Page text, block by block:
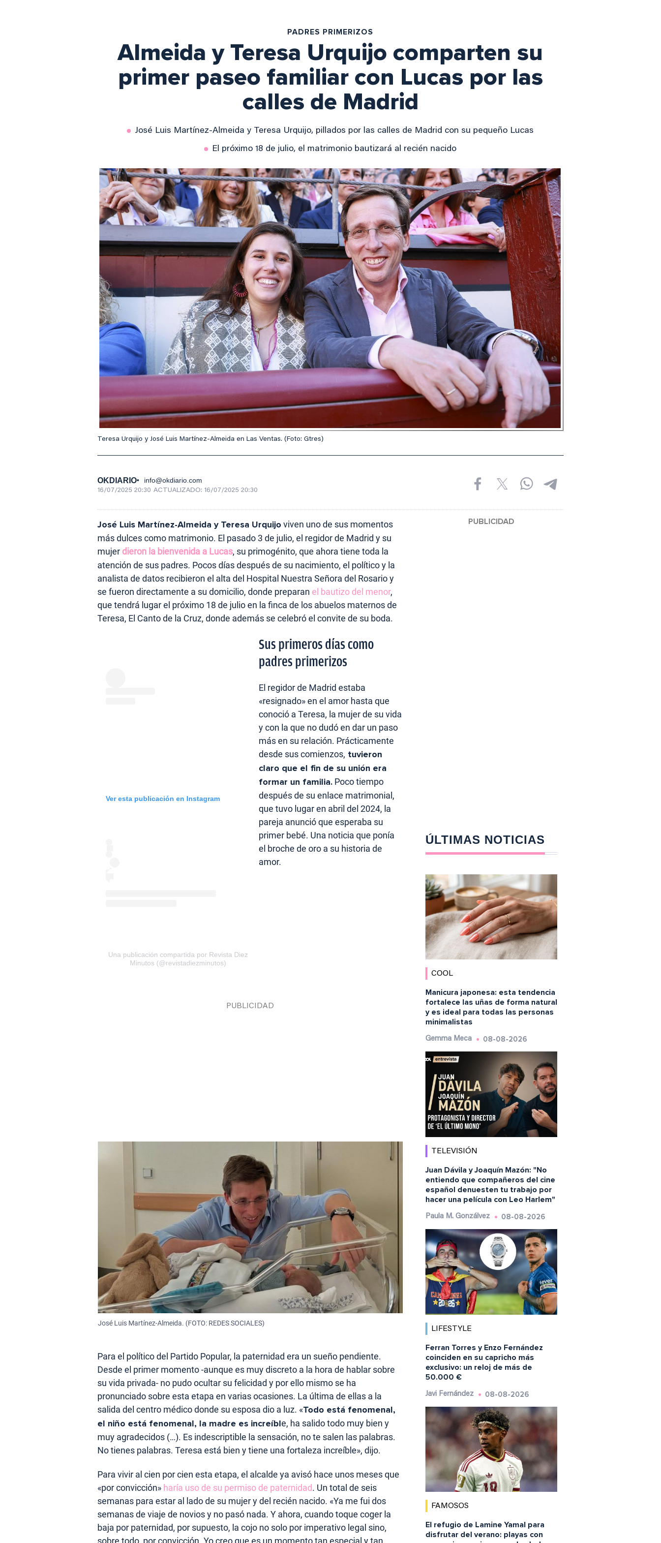
PADRES PRIMERIZOS
Almeida y Teresa Urquijo comparten su
primer paseo familiar con Lucas por las
calles de Madrid
José Luis Martínez-Almeida y Teresa Urquijo, pillados por las calles de Madrid con su pequeño Lucas
El próximo 18 de julio, el matrimonio bautizará al recién nacido
Teresa Urquijo y José Luis Martínez-Almeida en Las Ventas. (Foto: Gtres)
OKDIARIO info@okdiario.com
16/07/2025 20:30 ACTUALIZADO: 16/07/2025 20:30
José Luis Martínez-Almeida y Teresa Urquijo viven uno de sus momentos
más dulces como matrimonio. El pasado 3 de julio, el regidor de Madrid y su
mujer dieron la bienvenida a Lucas, su primogénito, que ahora tiene toda la
atención de sus padres. Pocos días después de su nacimiento, el político y la
analista de datos recibieron el alta del Hospital Nuestra Señora del Rosario y
se fueron directamente a su domicilio, donde preparan el bautizo del menor,
que tendrá lugar el próximo 18 de julio en la finca de los abuelos maternos de
Teresa, El Canto de la Cruz, donde además se celebró el convite de su boda.
Ver esta publicación en Instagram
Una publicación compartida por Revista Diez
Minutos (@revistadiezminutos)
Sus primeros días como
padres primerizos
El regidor de Madrid estaba
«resignado» en el amor hasta que
conoció a Teresa, la mujer de su vida
y con la que no dudó en dar un paso
más en su relación. Prácticamente
desde sus comienzos, tuvieron
claro que el fin de su unión era
formar un familia. Poco tiempo
después de su enlace matrimonial,
que tuvo lugar en abril del 2024, la
pareja anunció que esperaba su
primer bebé. Una noticia que ponía
el broche de oro a su historia de
amor.
José Luis Martínez-Almeida. (FOTO: REDES SOCIALES)
Para el político del Partido Popular, la paternidad era un sueño pendiente.
Desde el primer momento -aunque es muy discreto a la hora de hablar sobre
su vida privada- no pudo ocultar su felicidad y por ello mismo se ha
pronunciado sobre esta etapa en varias ocasiones. La última de ellas a la
salida del centro médico donde su esposa dio a luz. «Todo está fenomenal,
el niño está fenomenal, la madre es increíble, ha salido todo muy bien y
muy agradecidos (…). Es indescriptible la sensación, no te salen las palabras.
No tienes palabras. Teresa está bien y tiene una fortaleza increíble», dijo.
Para vivir al cien por cien esta etapa, el alcalde ya avisó hace unos meses que
«por convicción» haría uso de su permiso de paternidad. Un total de seis
semanas para estar al lado de su mujer y del recién nacido. «Ya me fui dos
semanas de viaje de novios y no pasó nada. Y ahora, cuando toque coger la
baja por paternidad, por supuesto, la cojo no solo por imperativo legal sino,
sobre todo, por convicción. Yo creo que es un momento tan especial y tan
ÚLTIMAS NOTICIAS
COOL
Manicura japonesa: esta tendencia
fortalece las uñas de forma natural
y es ideal para todas las personas
minimalistas
Gemma Meca 08-08-2026
TELEVISIÓN
Juan Dávila y Joaquín Mazón: "No
entiendo que compañeros del cine
español denuesten tu trabajo por
hacer una película con Leo Harlem"
Paula M. Gonzálvez 08-08-2026
LIFESTYLE
Ferran Torres y Enzo Fernández
coinciden en su capricho más
exclusivo: un reloj de más de
50.000 €
Javi Fernández 08-08-2026
FAMOSOS
El refugio de Lamine Yamal para
disfrutar del verano: playas con